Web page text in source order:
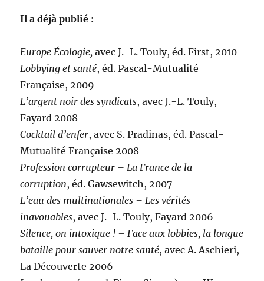
Il a déjà publié :
Europe Écologie,avec J.-L. Touly, éd. First, 2010
Lobbying et santé, éd. Pascal-Mutualité
Française, 2009
L’argent noir des syndicats, avec J.-L. Touly,
Fayard 2008
Cocktail d’enfer, avec S. Pradinas, éd. Pascal-
Mutualité Française 2008
Profession corrupteur – La France de la
corruption, éd. Gawsewitch, 2007
L’eau des multinationales – Les vérités
inavouables, avec J.-L. Touly, Fayard 2006
Silence, on intoxique ! – Face aux lobbies, la longue
bataille pour sauver notre santé, avec A. Aschieri,
La Découverte 2006